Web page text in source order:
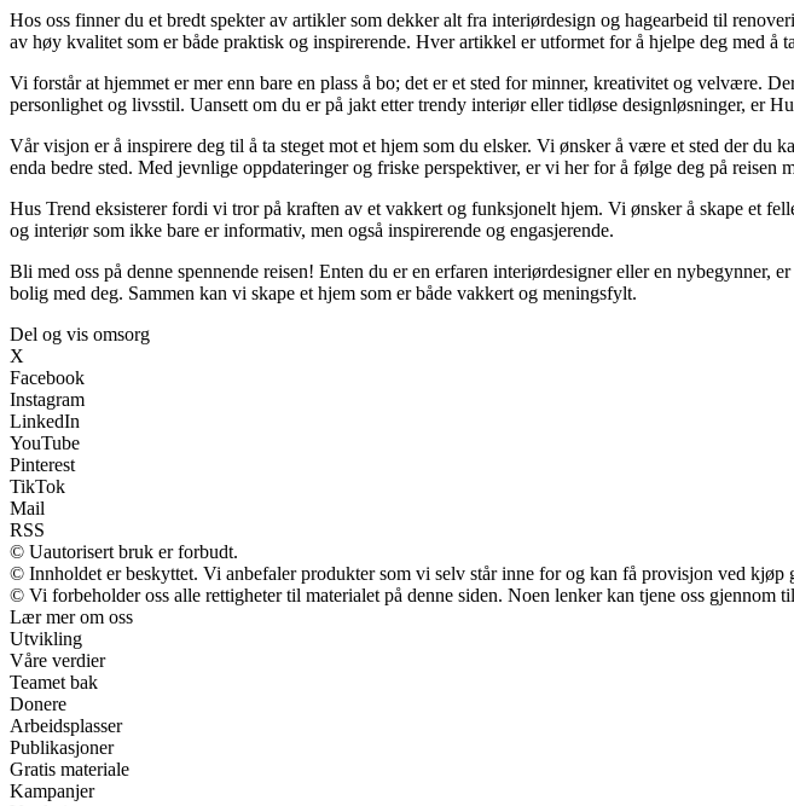
Hos oss finner du et bredt spekter av artikler som dekker alt fra interiørdesign og hagearbeid til
av høy kvalitet som er både praktisk og inspirerende. Hver artikkel er utformet for å hjelpe deg med å
Vi forstår at hjemmet er mer enn bare en plass å bo; det er et sted for minner, kreativitet og velvære.
personlighet og livsstil. Uansett om du er på jakt etter trendy interiør eller tidløse designløsninger, er
Vår visjon er å inspirere deg til å ta steget mot et hjem som du elsker. Vi ønsker å være et sted der
enda bedre sted. Med jevnlige oppdateringer og friske perspektiver, er vi her for å følge deg på reisen
Hus Trend eksisterer fordi vi tror på kraften av et vakkert og funksjonelt hjem. Vi ønsker å skape et
og interiør som ikke bare er informativ, men også inspirerende og engasjerende.
Bli med oss på denne spennende reisen! Enten du er en erfaren interiørdesigner eller en
bolig med deg. Sammen kan vi skape et hjem som er både vakkert og meningsfylt.
Del og vis omsorg
X
Facebook
Instagram
LinkedIn
YouTube
Pinterest
TikTok
Mail
RSS
© Uautorisert bruk er forbudt.
© Innholdet er beskyttet. Vi anbefaler produkter som vi selv står inne for og kan få provisjon ved kjøp
© Vi forbeholder oss alle rettigheter til materialet på denne siden. Noen lenker kan tjene oss
Lær mer om oss
Utvikling
Våre verdier
Teamet bak
Donere
Arbeidsplasser
Publikasjoner
Gratis materiale
Kampanjer